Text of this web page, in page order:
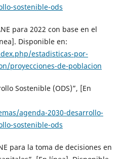
sostenible-ods
para 2022 con base en el
Disponible en:
estadisticas-por-
proyecciones-de-poblacion
Sostenible (ODS)”, [En
agenda-2030-desarrollo-
sostenible-ods
para la toma de decisiones en